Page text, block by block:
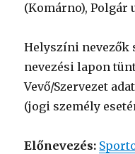
(Komárno), Polgár
Helyszíni nevezők
nevezési lapon
Vevő/Szervezet
(jogi személy
Előnevezés: